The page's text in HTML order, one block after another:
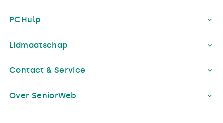
PCHulp
Lidmaatschap
Contact & Service
Over SeniorWeb